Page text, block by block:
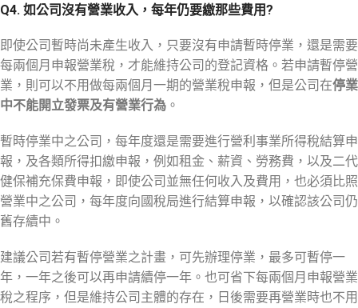
Q4. 如公司沒有營業收入，每年仍要繳那些費用?
即使公司暫時尚未產生收入，只要沒有申請暫時停業，還是需要
每兩個月申報營業稅，才能維持公司的登記資格。若申請暫停營
業，則可以不用做每兩個月一期的營業稅申報，但是公司在停業
中不能開立發票及有營業行為 。
暫時停業中之公司，每年度還是需要進行營利事業所得稅結算申
報，及各類所得扣繳申報，例如租金、薪資、勞務費，以及二代
健保補充保費申報，即使公司並無任何收入及費用，也必須比照
營業中之公司，每年度向國稅局進行結算申報，以確認該公司仍
舊存續中。
建議公司若有暫停營業之計畫，可先辦理停業，最多可暫停一
年，一年之後可以再申請續停一年。也可省下每兩個月申報營業
稅之程序，但是維持公司主體的存在，日後需要再營業時也不用